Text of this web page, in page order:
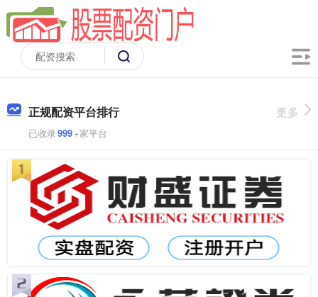
正规配资平台排行
已收录999+家平台
更多